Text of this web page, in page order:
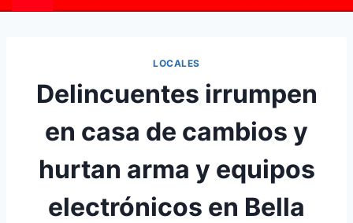
LOCALES
Delincuentes irrumpen
en casa de cambios y
hurtan arma y equipos
electrónicos en Bella